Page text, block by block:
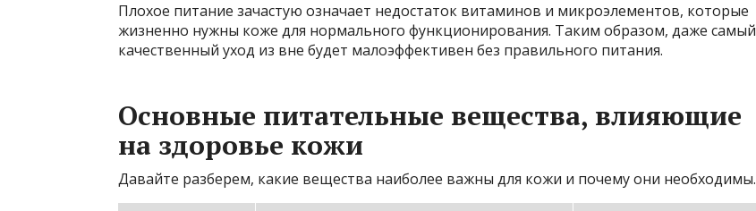
Плохое питание зачастую означает недостаток витаминов и микроэлементов, которые
жизненно нужны коже для нормального функционирования. Таким образом, даже самый
качественный уход из вне будет малоэффективен без правильного питания.
Основные питательные вещества, влияющие
на здоровье кожи
Давайте разберем, какие вещества наиболее важны для кожи и почему они необходимы.